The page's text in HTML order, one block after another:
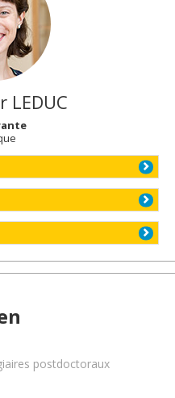
LEDUC
postdoctoraux